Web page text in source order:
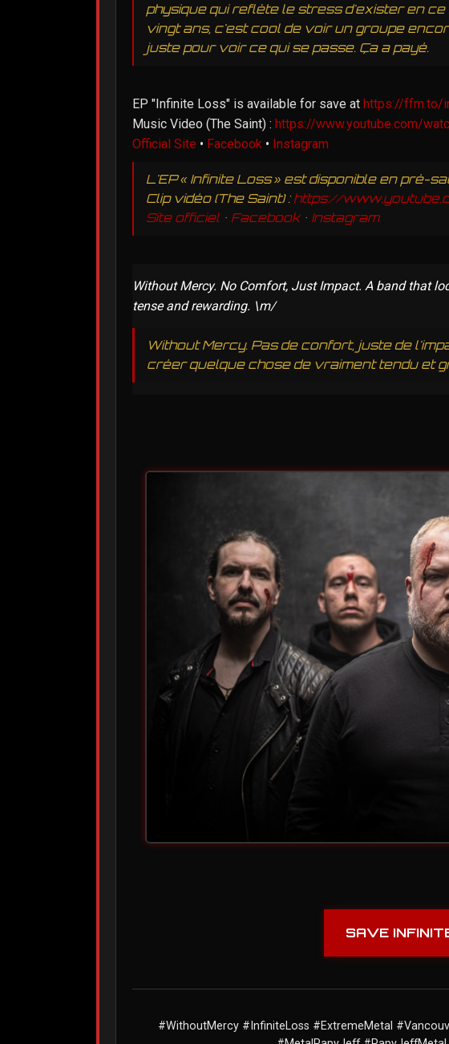
physique qui reflète le stress d'exister en
vingt ans, c'est cool de voir un groupe
juste pour voir ce qui se passe. Ça a payé.
EP "Infinite Loss" is available for save at https://ffm.to/
Music Video (The Saint) : https://www.youtube.com/
Official Site • Facebook • Instagram
L'EP « Infinite Loss » est disponible en pré-
Clip vidéo (The Saint) :https://
Site officiel• Facebook• Instagram
Without Mercy. No Comfort, Just Impact. A band that
tense and rewarding. \m/
Without Mercy. Pas de confort, juste de
créer quelque chose de vraiment tendu et
SAVE
#WithoutMercy #InfiniteLoss #ExtremeMetal